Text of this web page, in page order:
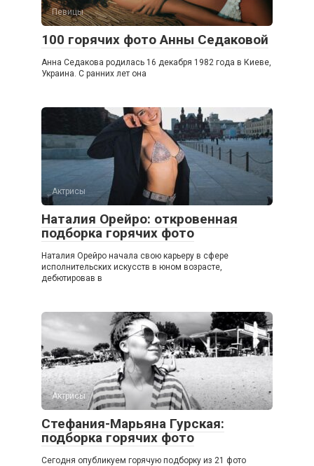
Певицы
100 горячих фото Анны Седаковой
Анна Седакова родилась 16 декабря 1982 года в Киеве,
Украина. С ранних лет она
Актрисы
Наталия Орейро: откровенная
подборка горячих фото
Наталия Орейро начала свою карьеру в сфере
исполнительских искусств в юном возрасте,
дебютировав в
Актрисы
Стефания-Марьяна Гурская:
подборка горячих фото
Сегодня опубликуем горячую подборку из 21 фото